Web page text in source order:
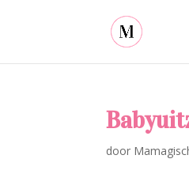
door